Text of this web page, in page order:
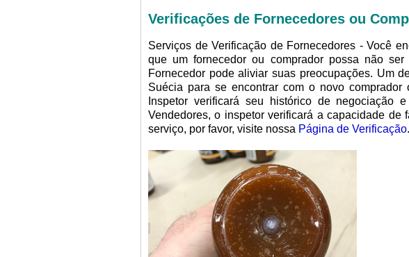
Verificações de Fornecedores ou
Serviços de Verificação de Fornecedores - Você
que um fornecedor ou comprador possa não
Fornecedor pode aliviar suas preocupações. Um
Suécia para se encontrar com o novo
Inspetor verificará seu histórico de negociação
Vendedores, o inspetor verificará a capacidade
serviço, por favor, visite nossa Página de Verificação.